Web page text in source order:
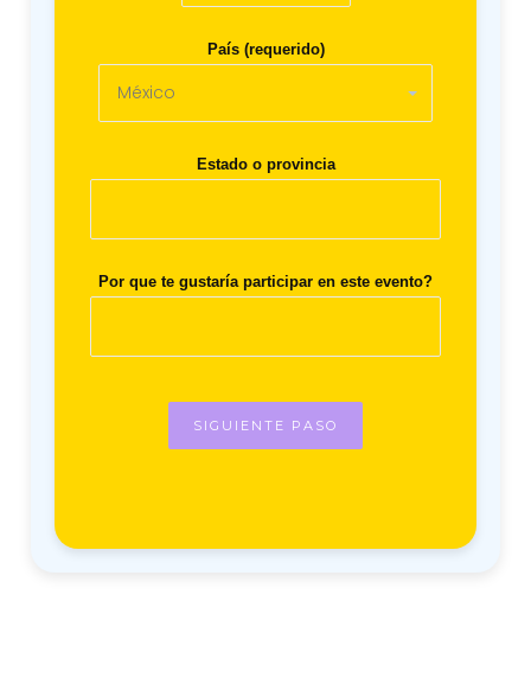
País (requerido)
Estado o provincia
Por que te gustaría participar en este evento?